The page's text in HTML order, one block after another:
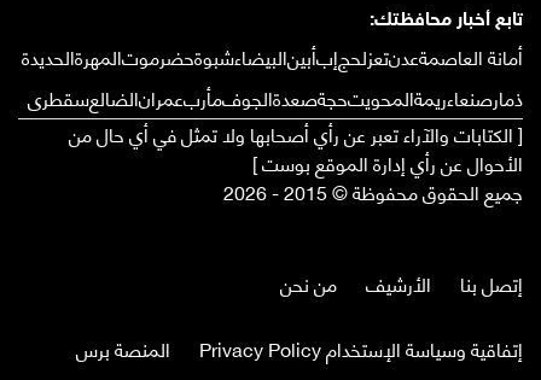
تابع أخبار محافظتك:
أمانة العاصمةعدنتعزلحجإبأبينالبيضاءشبوةحضرموتالمهرةالحديدة
ذمارصنعاءريمةالمحويتحجةصعدةالجوفمأربعمرانالضالعسقطرى
[ الكتابات والآراء تعبر عن رأي أصحابها ولا تمثل في أي حال من
الأحوال عن رأي إدارة الموقع بوست ]
جميع الحقوق محفوظة © 2015 - 2026
إتصل بنا الأرشيف
من نحن
إتفاقية وسياسة الإستخدام Privacy Policy
المنصة برس